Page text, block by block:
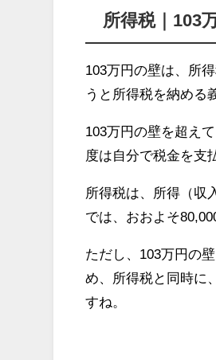
所得税｜103
103万円の壁は、所
うと所得税を納める
103万円の壁を超え
度は自分で税金を支
所得税は、所得（収
では、おおよそ
ただし、103万円の
め、所得税と同時に
すね。